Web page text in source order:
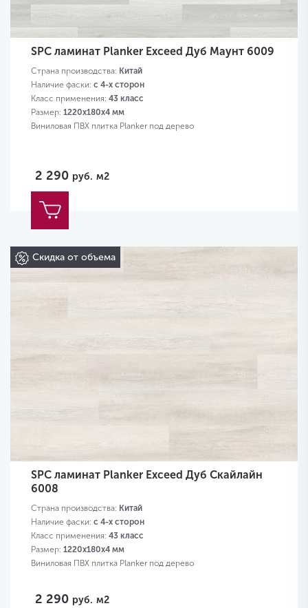
SPC ламинат Planker Exceed Дуб Маунт 6009
Страна производства: Китай
Наличие фаски: с 4-х сторон
Класс применения: 43 класс
Размер: 1220х180х4 мм
Виниловая ПВХ плитка Planker под дерево
2 290 руб. м2
Скидка от объема
SPC ламинат Planker Exceed Дуб Скайлайн
6008
Страна производства: Китай
Наличие фаски: с 4-х сторон
Класс применения: 43 класс
Размер: 1220х180х4 мм
Виниловая ПВХ плитка Planker под дерево
2 290 руб. м2